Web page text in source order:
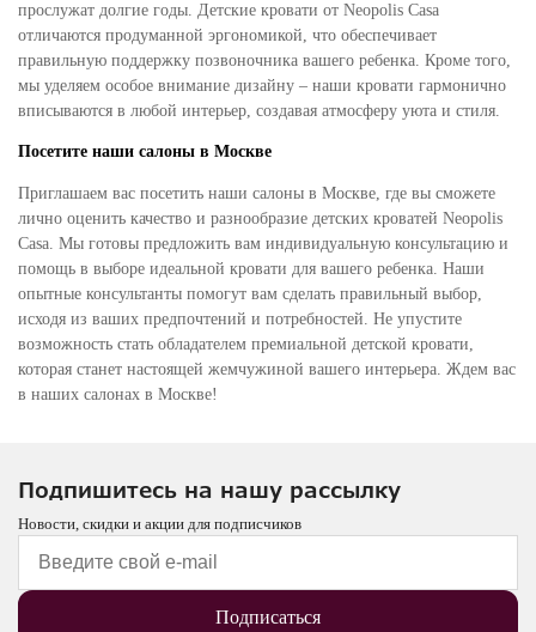
прослужат долгие годы. Детские кровати от Neopolis Casa
отличаются продуманной эргономикой, что обеспечивает
правильную поддержку позвоночника вашего ребенка. Кроме того,
мы уделяем особое внимание дизайну – наши кровати гармонично
вписываются в любой интерьер, создавая атмосферу уюта и стиля.
Посетите наши салоны в Москве
Приглашаем вас посетить наши салоны в Москве, где вы сможете
лично оценить качество и разнообразие детских кроватей Neopolis
Casa. Мы готовы предложить вам индивидуальную консультацию и
помощь в выборе идеальной кровати для вашего ребенка. Наши
опытные консультанты помогут вам сделать правильный выбор,
исходя из ваших предпочтений и потребностей. Не упустите
возможность стать обладателем премиальной детской кровати,
которая станет настоящей жемчужиной вашего интерьера. Ждем вас
в наших салонах в Москве!
Подпишитесь на нашу рассылку
Новости, скидки и акции для подписчиков
Подписаться